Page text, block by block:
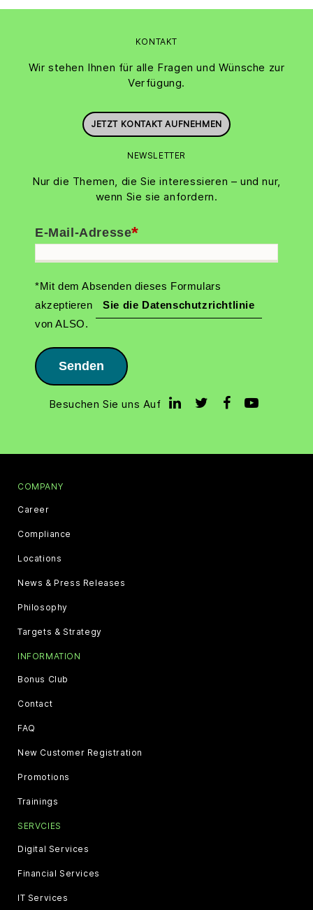
KONTAKT
Wir stehen Ihnen für alle Fragen und Wünsche zur
Verfügung.
JETZT KONTAKT AUFNEHMEN
NEWSLETTER
Nur die Themen, die Sie interessieren – und nur,
wenn Sie sie anfordern.
*
E-Mail-Adresse
*Mit dem Absenden dieses Formulars
akzeptieren
Sie die Datenschutzrichtlinie
von ALSO.
Senden
Besuchen Sie uns Auf
COMPANY
Career
Compliance
Locations
News & Press Releases
Philosophy
Targets & Strategy
INFORMATION
Bonus Club
Contact
FAQ
New Customer Registration
Promotions
Trainings
SERVCIES
Digital Services
Financial Services
IT Services